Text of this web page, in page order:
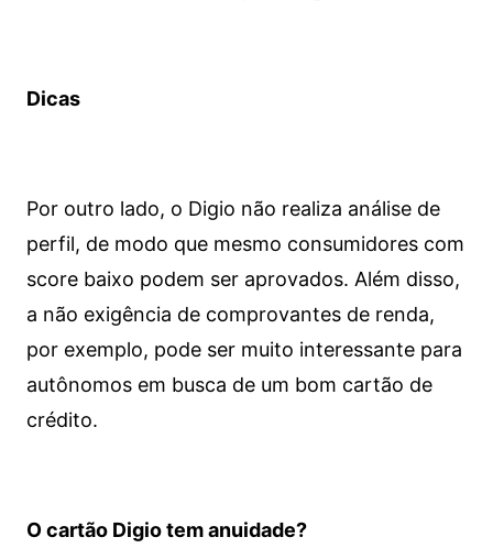
Dicas
Por outro lado, o Digio não realiza análise de
perfil, de modo que mesmo consumidores com
score baixo podem ser aprovados. Além disso,
a não exigência de comprovantes de renda,
por exemplo, pode ser muito interessante para
autônomos em busca de um bom cartão de
crédito.
O cartão Digio tem anuidade?